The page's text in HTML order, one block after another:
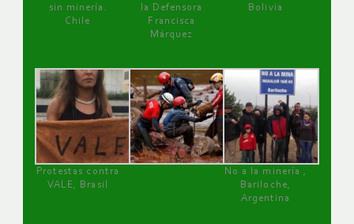
sin minería.
Chile
la Defensora
Francisca
Márquez
Bolivia
Protestas contra
VALE, Brasil
No a la minería ,
Bariloche,
Argentina